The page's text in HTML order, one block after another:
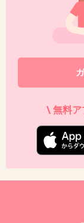
ていうか、
が、マジで
一瞬 優木まおみ
紗栄子はこ
\ 無料ア